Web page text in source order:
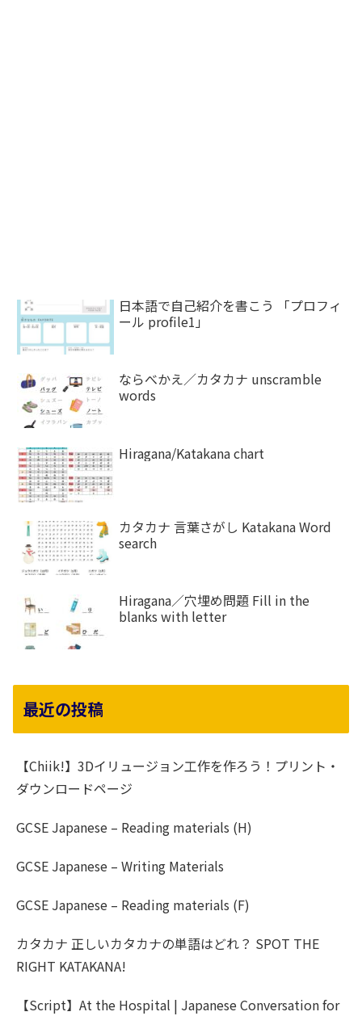
日本語で自己紹介を書こう 「プロフィ
ール profile1」
ならべかえ／カタカナ unscramble
words
Hiragana/Katakana chart
カタカナ 言葉さがし Katakana Word
search
Hiragana／穴埋め問題 Fill in the
blanks with letter
最近の投稿
【Chiik!】3Dイリュージョン工作を作ろう！プリント・
ダウンロードページ
GCSE Japanese – Reading materials (H)
GCSE Japanese – Writing Materials
GCSE Japanese – Reading materials (F)
カタカナ 正しいカタカナの単語はどれ？ SPOT THE
RIGHT KATAKANA!
【Script】At the Hospital | Japanese Conversation for